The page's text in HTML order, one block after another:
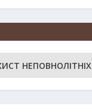
НЕПОВНОЛІТНІХ